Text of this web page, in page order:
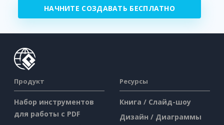
НАЧНИТЕ СОЗДАВАТЬ БЕСПЛАТНО
Продукт
Набор инструментов
для работы с PDF
Ресурсы
Книга / Слайд-шоу
Дизайн / Диаграммы